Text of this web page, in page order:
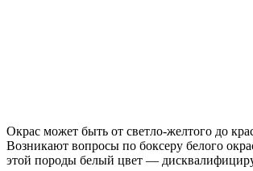
Окрас может быть от светло-желтого до
Возникают вопросы по боксеру белого
этой породы белый цвет —